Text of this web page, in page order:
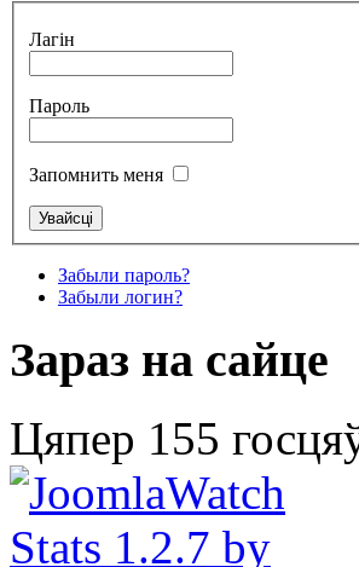
Лагін
Пароль
Запомнить меня
Забыли пароль?
Забыли логин?
Зараз на сайце
Цяпер 155